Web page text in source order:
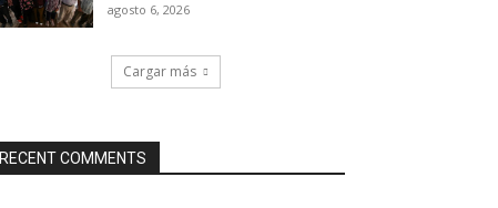
agosto 6, 2026
Cargar más
RECENT COMMENTS